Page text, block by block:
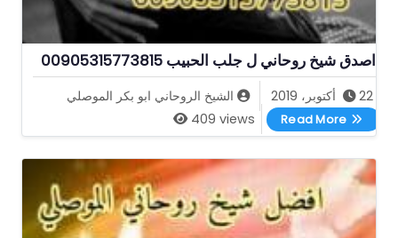
اصدق شيخ روحاني ل جلب الحبيب 00905315773815
22 أكتوبر، 2019
الشيخ الروحاني ابو بكر الموصلي
409 views
Read More
اصدق شيخ روحاني ل جلب الحبيب 00905315773815